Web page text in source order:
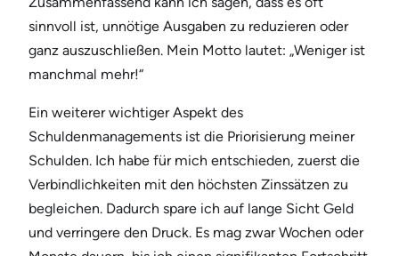
sinnvoll ist, unnötige Ausgaben zu reduzieren oder
ganz auszuschließen. Mein Motto lautet: „Weniger ist
manchmal mehr!“
Ein weiterer wichtiger Aspekt des
Schuldenmanagements ist die Priorisierung meiner
Schulden. Ich habe für mich entschieden, zuerst die
Verbindlichkeiten mit den höchsten Zinssätzen zu
begleichen. Dadurch spare ich auf lange Sicht Geld
und verringere den Druck. Es mag zwar Wochen oder